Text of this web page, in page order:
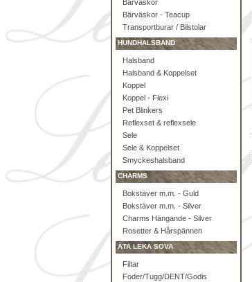
Bärväskor
Bärväskor - Teacup
Transportburar / Bilstolar
HUNDHALSBAND
Halsband
Halsband & Koppelset
Koppel
Koppel - Flexi
Pet Blinkers
Reflexset & reflexsele
Sele
Sele & Koppelset
Smyckeshalsband
CHARMS
Bokstäver m.m. - Guld
Bokstäver m.m. - Silver
Charms Hängande - Silver
Rosetter & Hårspännen
ÄTA LEKA SOVA
Filtar
Foder/Tugg/DENT/Godis